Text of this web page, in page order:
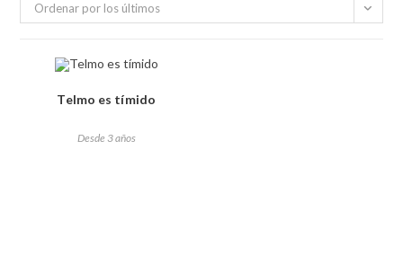
Ordenar por los últimos
Telmo es tímido
Desde 3 años